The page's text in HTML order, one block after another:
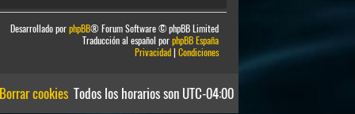
Desarrollado porphpBB® Forum Software © phpBB Limited
Traducción al español porphpBB España
Privacidad| Condiciones
Todos los horarios son UTC-04:00
Borrar cookies